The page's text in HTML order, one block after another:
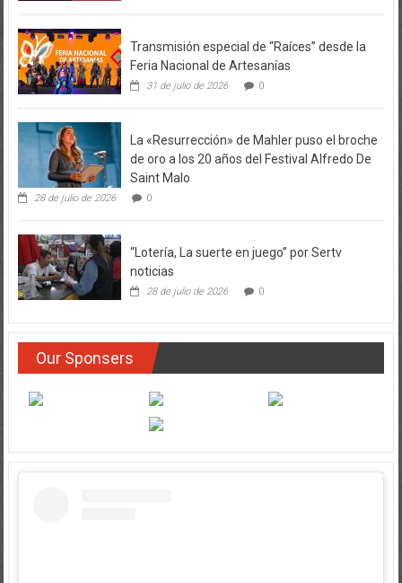
Transmisión especial de “Raíces” desde la
Feria Nacional de Artesanías
31 de julio de 2026 0
La «Resurrección» de Mahler puso el broche
de oro a los 20 años del Festival Alfredo De
Saint Malo
28 de julio de 2026 0
“Lotería, La suerte en juego” por Sertv
noticias
28 de julio de 2026 0
Our Sponsers